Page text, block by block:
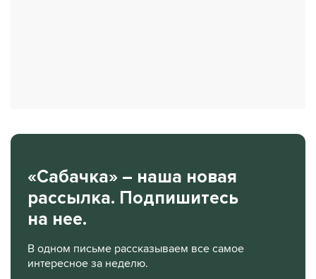
«Сабачка» – наша новая
рассылка. Подпишитесь
на нее.
В одном письме рассказываем все самое
интересное за неделю.